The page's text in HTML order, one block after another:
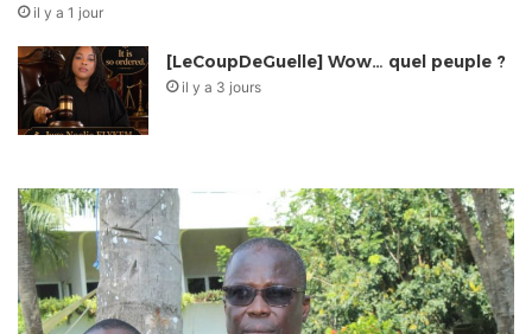
il y a 1 jour
[LeCoupDeGuelle] Wow… quel peuple ?
il y a 3 jours